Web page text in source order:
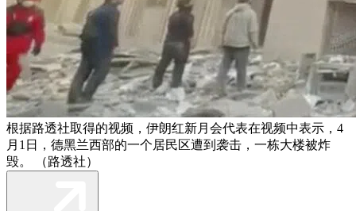
根据路透社取得的视频，伊朗红新月会代表在视频中表示，4
月1日，德黑兰西部的一个居民区遭到袭击，一栋大楼被炸
毁。 （路透社）